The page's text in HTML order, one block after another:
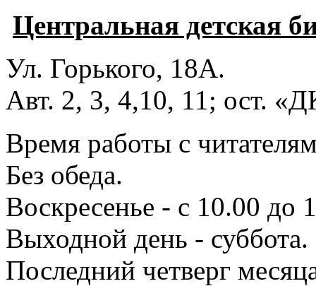
Центральная детская
Ул. Горького, 18А.
Авт. 2, 3, 4,10, 11; ост.
Время работы с
Без обеда.
Воскресенье - с 10.00 до
Выходной день - суббота.
Последний четверг